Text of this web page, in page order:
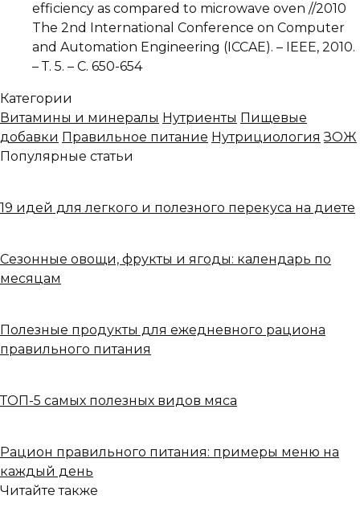
efficiency as compared to microwave oven //2010
The 2nd International Conference on Computer
and Automation Engineering (ICCAE). – IEEE, 2010.
– Т. 5. – С. 650-654
Категории
Витамины и минералы Нутриенты Пищевые
добавки Правильное питание Нутрициология ЗОЖ
Популярные статьи
19 идей для легкого и полезного перекуса на диете
Сезонные овощи, фрукты и ягоды: календарь по
месяцам
Полезные продукты для ежедневного рациона
правильного питания
ТОП-5 самых полезных видов мяса
Рацион правильного питания: примеры меню на
каждый день
Читайте также